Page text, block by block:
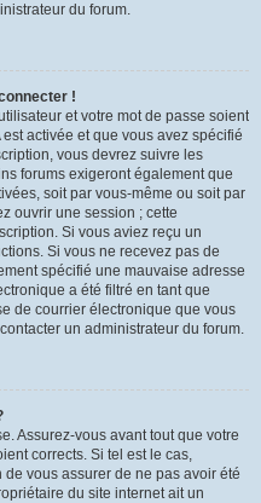
du forum.
!
et votre mot de passe soient
activée et que vous avez spécifié
vous devrez suivre les
forums exigeront également que
soit par vous-même ou soit par
ouvrir une session ; cette
Si vous aviez reçu un
Si vous ne recevez pas de
spécifié une mauvaise adresse
a été filtré en tant que
de courrier électronique que vous
un administrateur du forum.
Assurez-vous avant tout que votre
corrects. Si tel est le cas,
vous assurer de ne pas avoir été
du site internet ait un